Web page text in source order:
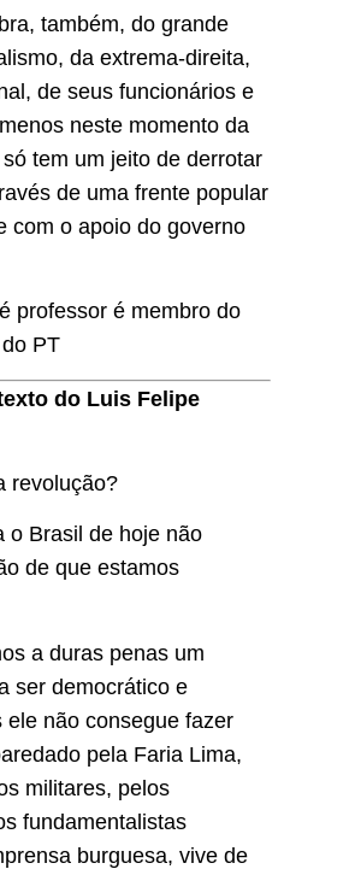
também, do grande
da extrema-direita,
de seus funcionários e
neste momento da
tem um jeito de derrotar
de uma frente popular
com o apoio do governo
é professor é membro do
PT
do Luis Felipe
revolução?
o Brasil de hoje não
de que estamos
a duras penas um
ser democrático e
ele não consegue fazer
pela Faria Lima,
militares, pelos
fundamentalistas
burguesa, vive de